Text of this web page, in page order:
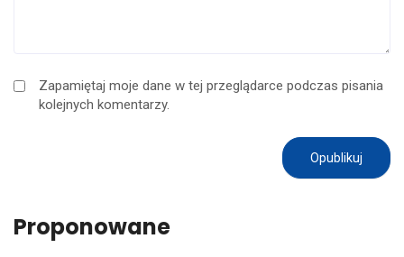
Zapamiętaj moje dane w tej przeglądarce podczas pisania
kolejnych komentarzy.
Proponowane